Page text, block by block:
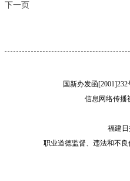
下一页